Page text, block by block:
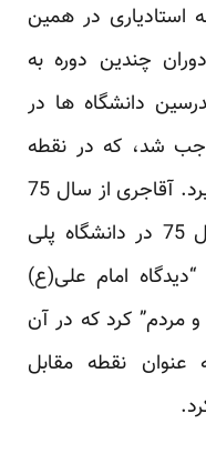
در همین
چندین دوره به
دانشگاه ‌ها در
شد، که در نقطه
مقابل حکومت راستگرایان قرار بگیرد. آقاجری از سال 75
جنجال آفرین ‏شد، در اواخر سال 75 در دانشگاه پلی
امام علی(ع)
کرد که در آن
نقطه مقابل